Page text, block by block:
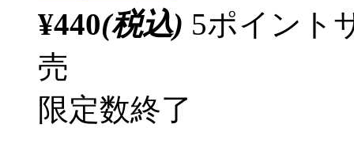
¥440(税込) 5ポイント
売
限定数終了